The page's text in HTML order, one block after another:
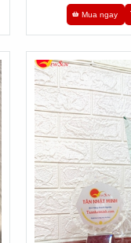
Mua ngay